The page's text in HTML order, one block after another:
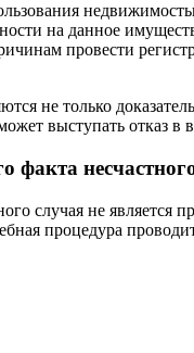
на данное
провести
не только
выступать отказ
факта
случая не
процедура